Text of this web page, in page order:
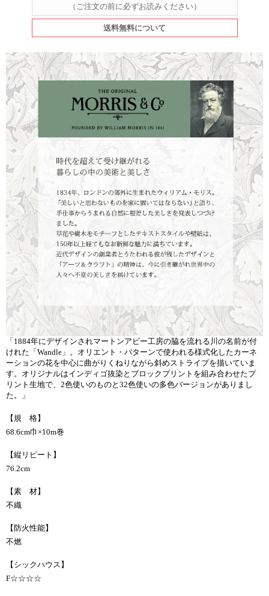
（ご注文の前に必ずお読みください）
送料無料について
「1884年にデザインされマートンアビー工房の脇を流れる川の名前が付
けれた「Wandle」。オリエント・パターンで使われる様式化したカーネ
ーションの花を中心に曲がりくねりながら斜めストライプを描いていま
す。オリジナルはインディゴ抜染とブロックプリントを組み合わせたプ
リント生地で、2色使いのものと32色使いの多色バージョンがありまし
た。」
【規 格】
68.6cm巾×10m巻
【縦リピート】
76.2cm
【素 材】
不織
【防火性能】
不燃
【シックハウス】
F☆☆☆☆